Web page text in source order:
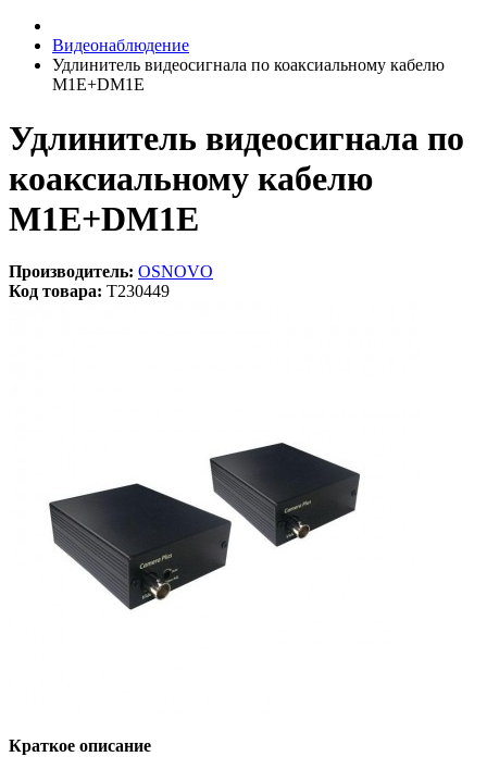
Видеонаблюдение
Удлинитель видеосигнала по коаксиальному кабелю
M1E+DM1E
Удлинитель видеосигнала по
коаксиальному кабелю
M1E+DM1E
Производитель: OSNOVO
Код товара: T230449
Краткое описание